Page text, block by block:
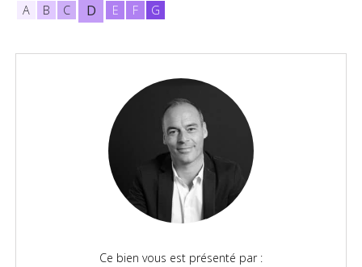
A
B C D E F G
Ce bien vous est présenté par :